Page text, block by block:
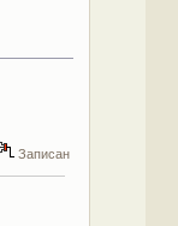
Записан